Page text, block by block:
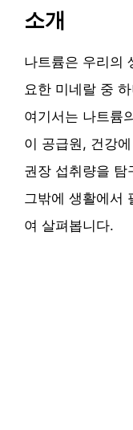
소개
나트륨은 우리의
요한 미네랄 중
여기서는 나트륨
이 공급원, 건강
권장 섭취량을 탐
그밖에 생활에서
여 살펴봅니다.